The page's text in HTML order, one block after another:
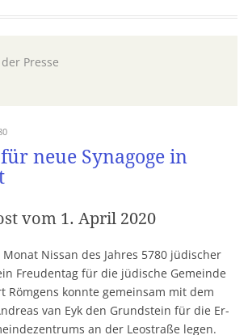
Presse
neue Synagoge in
vom 1. April 2020
Nis­san des Jah­res 5780 jü­di­scher
Freu­den­tag für die jü­di­sche Ge­mein­de
Röm­gens konn­te ge­mein­sam mit dem
van Eyk den Grund­stein für die Er­
an der Le­o­stra­ße le­gen.